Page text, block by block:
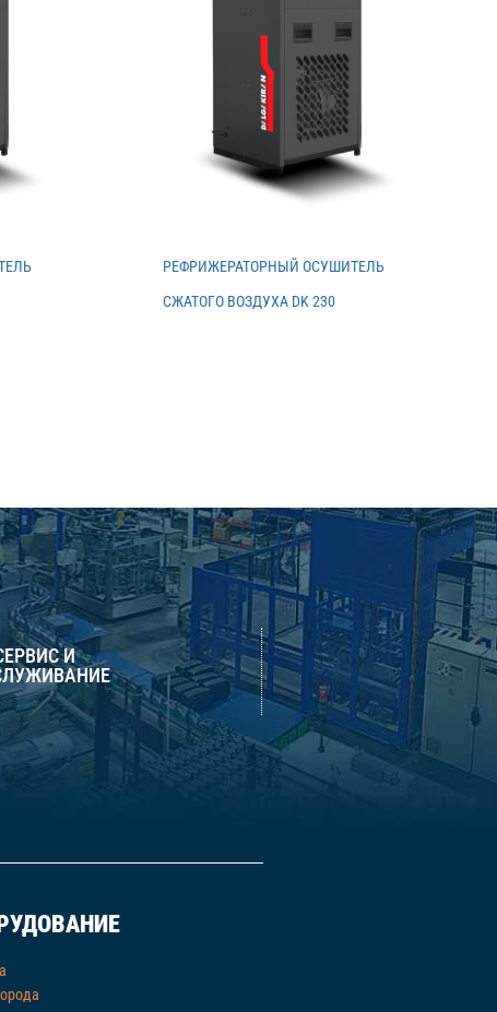
РЕФРИЖЕРАТОРНЫЙ ОСУШИТЕЛЬ
СЖАТОГО ВОЗДУХА DK 230
И